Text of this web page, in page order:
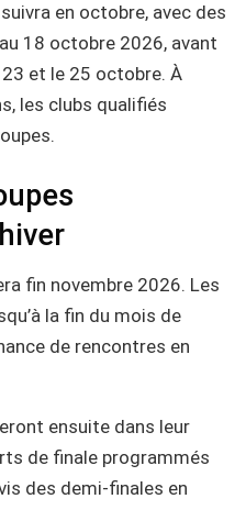
en octobre, avec des
18 octobre 2026, avant
et le 25 octobre. À
les clubs qualifiés
fin novembre 2026. Les
la fin du mois de
de rencontres en
ensuite dans leur
de finale programmés
des demi-finales en